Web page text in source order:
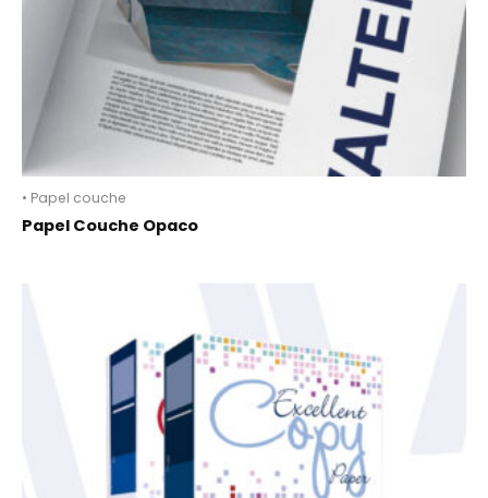
• Papel couche
Papel Couche Opaco